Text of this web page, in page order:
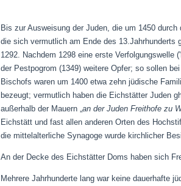
Bis zur Ausweisung der Juden, die um 1450
die sich vermutlich am Ende des 13.Jahrhunderts
1292. Nachdem 1298 eine erste
der Pestpogrom (1349) weitere Opfer; so sollen bei
Bischofs waren um 1400 etwa zehn jüdische
bezeugt; vermutlich haben die Eichstätter Juden
außerhalb der Mauern „an der Juden Freithofe zu
Eichstätt und fast allen anderen Orten des
die mittelalterliche Synagoge wurde kirchlicher
An der Decke des Eichstätter Doms haben sich
Mehrere Jahrhunderte lang war keine dauerhafte